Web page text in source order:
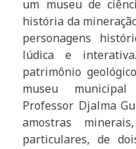
um museu de
história da
personagens
lúdica e
patrimônio
museu
Professor Djalma
amostras
particulares, de